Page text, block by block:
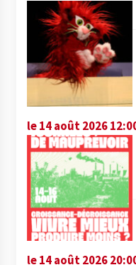
le 14 août 2026
le 14 août 2026